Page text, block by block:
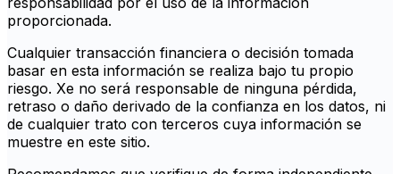
proporcionada.
Cualquier transacción financiera o decisión tomada
basar en esta información se realiza bajo tu propio
riesgo. Xe no será responsable de ninguna pérdida,
retraso o daño derivado de la confianza en los datos, ni
de cualquier trato con terceros cuya información se
muestre en este sitio.